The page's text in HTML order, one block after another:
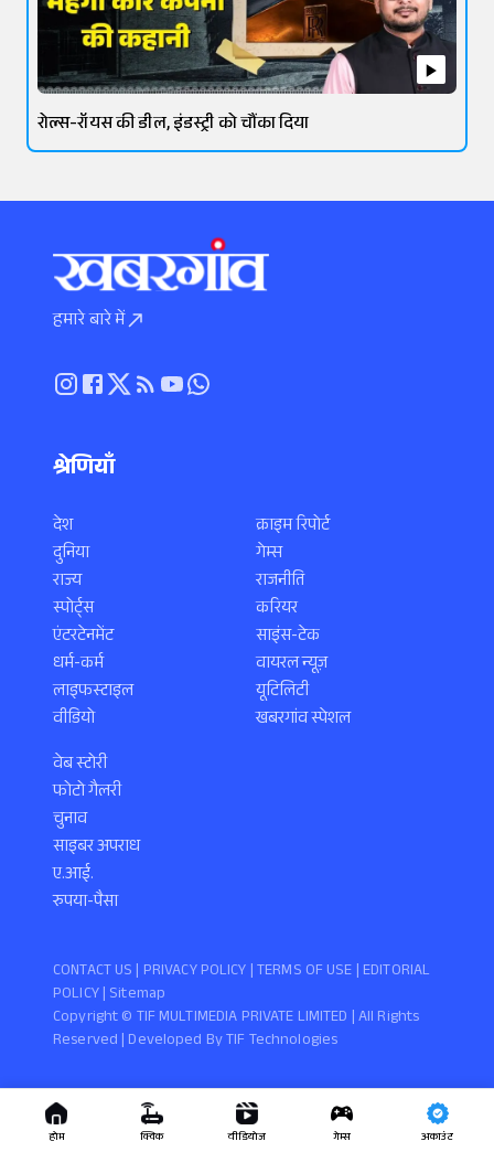
रोल्स-रॉयस की डील, इंडस्ट्री को चौंका दिया
हमारे बारे में
श्रेणियाँ
देश
दुनिया
राज्य
स्पोर्ट्स
एंटरटेनमेंट
धर्म-कर्म
लाइफस्टाइल
वीडियो
क्राइम रिपोर्ट
गेम्स
राजनीति
करियर
साइंस-टेक
वायरल न्यूज़
यूटिलिटी
खबरगांव स्पेशल
वेब स्टोरी
फोटो गैलरी
चुनाव
साइबर अपराध
ए.आई.
रुपया-पैसा
Copyright ©️ TIF MULTIMEDIA PRIVATE LIMITED | All Rights
Reserved | Developed ByTIF Technologies
CONTACT US | PRIVACY POLICY |TERMS OF USE | EDITORIAL
POLICY| Sitemap
होम क्विक वीडियोज गेम्स अकाउंट